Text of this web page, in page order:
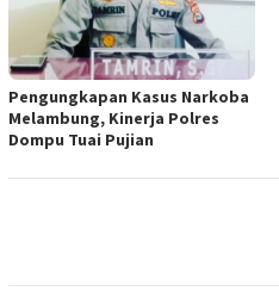
Pengungkapan Kasus Narkoba
Melambung, Kinerja Polres
Dompu Tuai Pujian